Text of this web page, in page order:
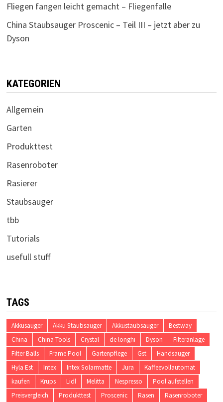
Fliegen fangen leicht gemacht – Fliegenfalle
China Staubsauger Proscenic – Teil III – jetzt aber zu
Dyson
KATEGORIEN
Allgemein
Garten
Produkttest
Rasenroboter
Rasierer
Staubsauger
tbb
Tutorials
usefull stuff
TAGS
Akkusauger Akku Staubsauger Akkustaubsauger
Bestway
China
China-Tools Crystal de longhi Dyson
Filteranlage
Filter Balls
Frame Pool Gartenpflege Gst
Handsauger
Hyla Est
Intex Intex Solarmatte Jura
Kaffeevollautomat
kaufen
Krups Lidl Melitta Nespresso
Pool aufstellen
Preisvergleich
Produkttest Proscenic Rasen Rasenroboter